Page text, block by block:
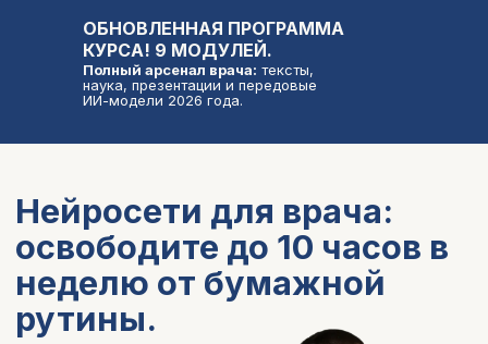
ОБНОВЛЕННАЯ ПРОГРАММА
КУРСА! 9 МОДУЛЕЙ.
Полный арсенал врача: тексты,
наука, презентации и передовые
ИИ-модели 2026 года.
Нейросети для врача:
неделю от бумажной
рутины.
Научитесь заполнять
медицинскую
документацию,
анализировать научные
Внедрите ИИ-помощника в
свою практику за 10 недель.